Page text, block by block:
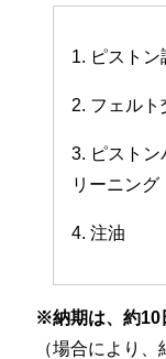
1. ピストン
2. フェルト
3. ピストン
リーニング
4. 注油
※納期は、約10
（場合により